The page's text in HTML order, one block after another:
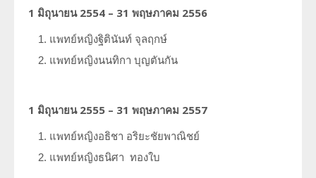
1 มิถุนายน 2554 – 31 พฤษภาคม 2556
แพทย์หญิงฐิตินันท์ จุลฤกษ์
แพทย์หญิงนนทิกา บุญตันกัน
1 มิถุนายน 2555 – 31 พฤษภาคม 2557
แพทย์หญิงอธิชา อริยะชัยพาณิชย์
แพทย์หญิงธนิศา ทองใบ